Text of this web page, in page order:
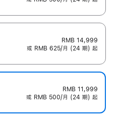
RMB 14,999
或 RMB 625/月 (24 期) 起
RMB 11,999
或 RMB 500/月 (24 期) 起